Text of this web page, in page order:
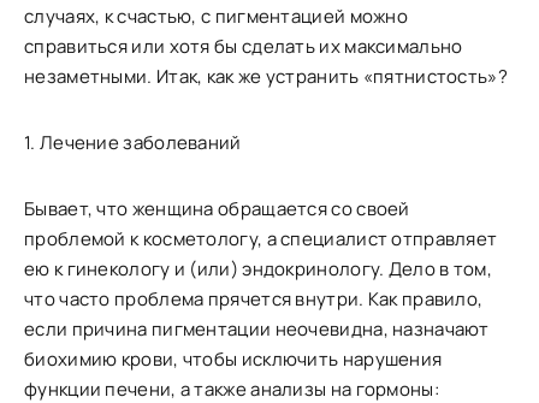
случаях, к счастью, с пигментацией можно
справиться или хотя бы сделать их максимально
незаметными. Итак, как же устранить «пятнистость»?
1. Лечение заболеваний
Бывает, что женщина обращается со своей
проблемой к косметологу, а специалист отправляет
ею к гинекологу и (или) эндокринологу. Дело в том,
что часто проблема прячется внутри. Как правило,
если причина пигментации неочевидна, назначают
биохимию крови, чтобы исключить нарушения
функции печени, а также анализы на гормоны: